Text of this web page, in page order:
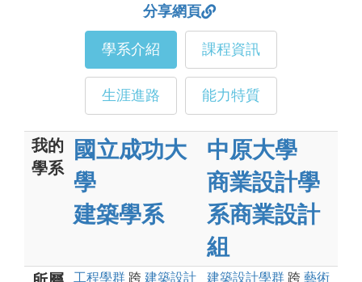
分享網頁
學系介紹 課程資訊
生涯進路 能力特質
我的
學系
國立成功大
學
建築學系
中原大學
商業設計學
系商業設計
組
工程學群 跨 建築設計
建築設計學群 跨 藝術